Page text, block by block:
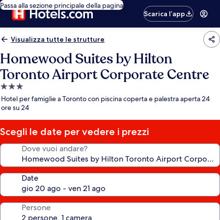
Passa alla sezione principale della pagina
Scarica l’app
Visualizza tutte le strutture
Homewood Suites by Hilton
Toronto Airport Corporate Centre
Struttura
a
3.0
stelle
Hotel per famiglie a Toronto con piscina coperta e palestra aperta 24
ore su 24
Scegli le date per vedere i prezzi
Dove vuoi andare?
Date
Persone